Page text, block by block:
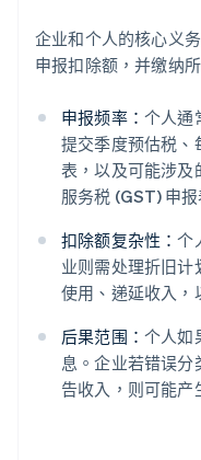
企业和个人的核心义
申报扣除额，并缴纳
申报频率： 个人通
提交季度预估税、
表，以及可能涉及
服务税 (GST) 申报
扣除额复杂性：个
业则需处理折旧计
使用、递延收入，
后果范围： 个人如
息。企业若错误分
告收入，则可能产